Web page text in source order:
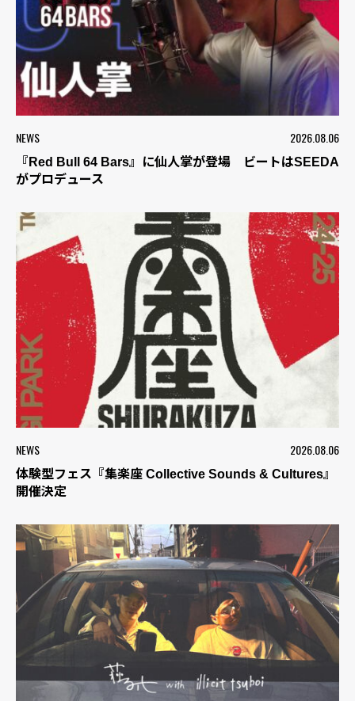
NEWS 2026.08.06
『Red Bull 64 Bars』に仙人掌が登場 ビートはSEEDA
がプロデュース
NEWS 2026.08.06
体験型フェス『集楽座 Collective Sounds & Cultures』
開催決定